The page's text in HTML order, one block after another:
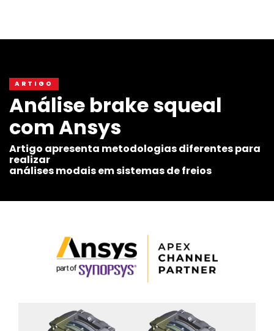
ARTIGO
Análise brake squeal
com Ansys
Artigo apresenta metodologias diferentes para
realizar
análises modais em sistemas de freios